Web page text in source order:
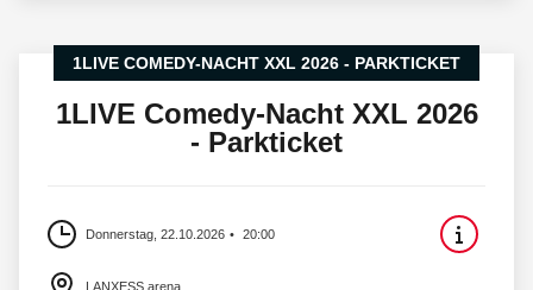
1LIVE COMEDY-NACHT XXL 2026 - PARKTICKET
1LIVE Comedy-Nacht XXL 2026
- Parkticket
Donnerstag, 22.10.2026 20:00
LANXESS arena